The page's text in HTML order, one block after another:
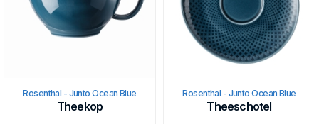
Rosenthal - Junto Ocean Blue
Theekop
Rosenthal - Junto Ocean Blue
Theeschotel